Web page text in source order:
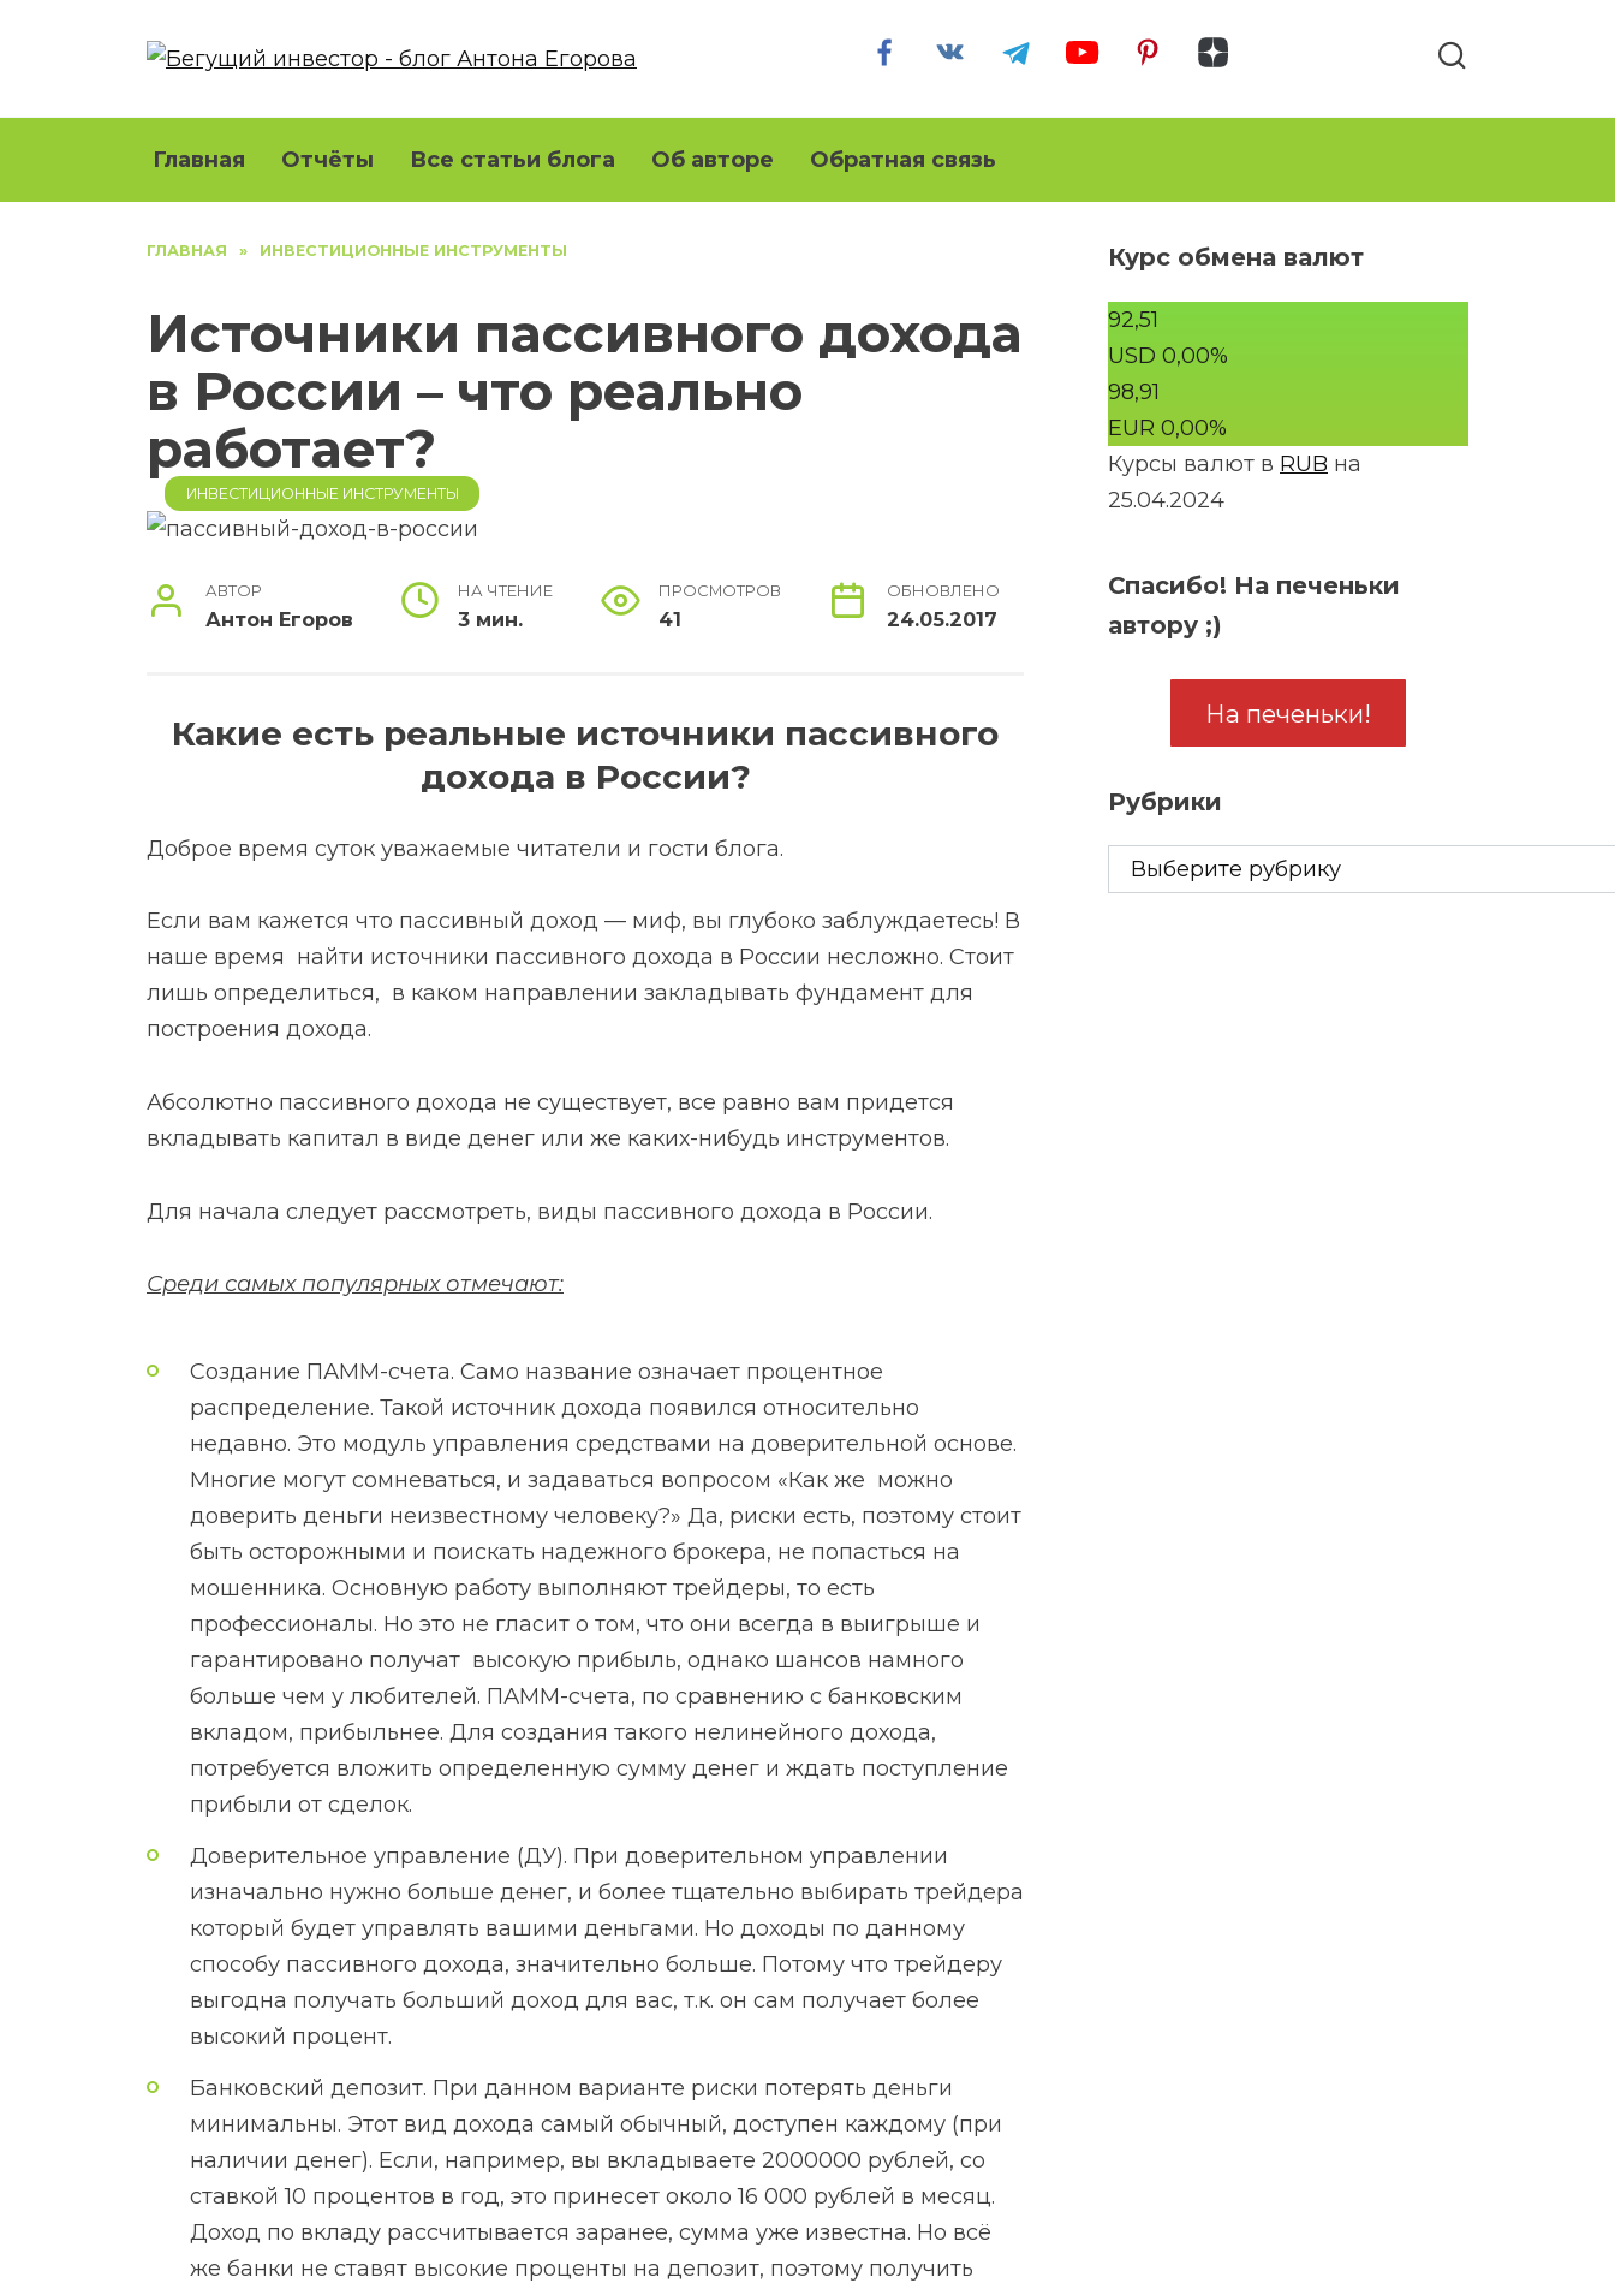
Главная Отчёты Все статьи блога Об авторе Обратная связь
ГЛАВНАЯ » ИНВЕСТИЦИОННЫЕ ИНСТРУМЕНТЫ
Источники пассивного дохода
в России – что реально
работает?
ИНВЕСТИЦИОННЫЕ ИНСТРУМЕНТЫ
АВТОР
Антон Егоров
НА ЧТЕНИЕ
3 мин.
ПРОСМОТРОВ
41
ОБНОВЛЕНО
24.05.2017
Какие есть реальные источники пассивного
дохода в России?
Доброе время суток уважаемые читатели и гости блога.
Если вам кажется что пассивный доход — миф, вы глубоко заблуждаетесь! В
наше время найти источники пассивного дохода в России несложно. Стоит
лишь определиться, в каком направлении закладывать фундамент для
построения дохода.
Абсолютно пассивного дохода не существует, все равно вам придется
вкладывать капитал в виде денег или же каких-нибудь инструментов.
Для начала следует рассмотреть, виды пассивного дохода в России.
Среди самых популярных отмечают:
Создание ПАММ-счета. Само название означает процентное
распределение. Такой источник дохода появился относительно
недавно. Это модуль управления средствами на доверительной основе.
Многие могут сомневаться, и задаваться вопросом «Как же можно
доверить деньги неизвестному человеку?» Да, риски есть, поэтому стоит
быть осторожными и поискать надежного брокера, не попасться на
мошенника. Основную работу выполняют трейдеры, то есть
профессионалы. Но это не гласит о том, что они всегда в выигрыше и
гарантировано получат высокую прибыль, однако шансов намного
больше чем у любителей. ПАММ-счета, по сравнению с банковским
вкладом, прибыльнее. Для создания такого нелинейного дохода,
потребуется вложить определенную сумму денег и ждать поступление
прибыли от сделок.
Доверительное управление (ДУ). При доверительном управлении
изначально нужно больше денег, и более тщательно выбирать трейдера
который будет управлять вашими деньгами. Но доходы по данному
способу пассивного дохода, значительно больше. Потому что трейдеру
выгодна получать больший доход для вас, т.к. он сам получает более
высокий процент.
Банковский депозит. При данном варианте риски потерять деньги
минимальны. Этот вид дохода самый обычный, доступен каждому (при
наличии денег). Если, например, вы вкладываете 2000000 рублей, со
ставкой 10 процентов в год, это принесет около 16 000 рублей в месяц.
Доход по вкладу рассчитывается заранее, сумма уже известна. Но всё
же банки не ставят высокие проценты на депозит, поэтому получить
Курс обмена валют
92,51
USD 0,00%
98,91
EUR 0,00%
Курсы валют в RUB на
25.04.2024
Спасибо! На печеньки
автору ;)
На печеньки!
Рубрики
Рубрики